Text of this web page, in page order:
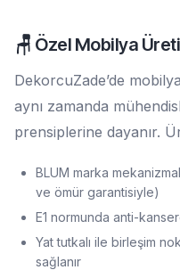
🪑 Özel Mobilya
DekorcuZade’de
aynı zamanda
prensiplerine dayanır.
BLUM marka
ve ömür garantisiyle)
E1 normunda anti-
Yat tutkalı ile birleşim
sağlanır